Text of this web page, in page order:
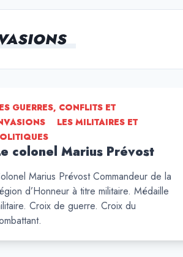
GUERRES, CONFLITS ET
LES MILITAIRES ET
colonel Marius Prévost
Marius Prévost Commandeur de la
d’Honneur à titre militaire. Médaille
Croix de guerre. Croix du